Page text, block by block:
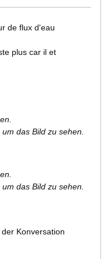
de flux d'eau
plus car il et
das Bild zu sehen.
das Bild zu sehen.
der Konversation